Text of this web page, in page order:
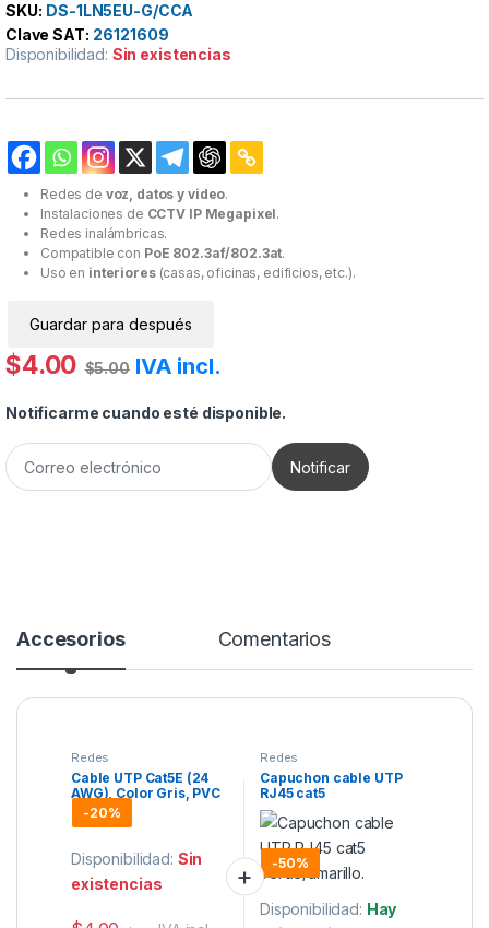
SKU: DS-1LN5EU-G/CCA
Clave SAT: 26121609
Disponibilidad: Sin existencias
Redes de voz, datos y video.
Instalaciones de CCTV IP Megapixel.
Redes inalámbricas.
Compatible con PoE 802.3af/802.3at.
Uso en interiores(casas, oficinas, edificios, etc.).
Guardar para después
$4.00 $5.00 IVA incl.
Notificarme cuando esté disponible.
Accesorios Comentarios
Redes
Cable UTP Cat5E (24
AWG), Color Gris, PVC
(CM), uso en Interior,
CCA / 1 metro
-20%
Disponibilidad: Sin
existencias
Redes
Capuchon cable UTP
RJ45 cat5
verde/amarillo.
-50%
Disponibilidad: Hay